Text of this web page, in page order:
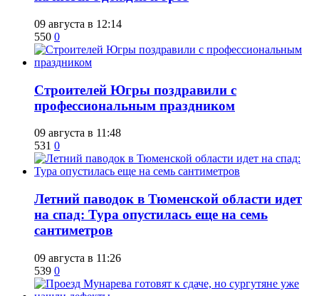
09 августа в 12:14
550 0
​Строителей Югры поздравили с
профессиональным праздником
09 августа в 11:48
531 0
​Летний паводок в Тюменской области идет
на спад: Тура опустилась еще на семь
сантиметров
09 августа в 11:26
539 0